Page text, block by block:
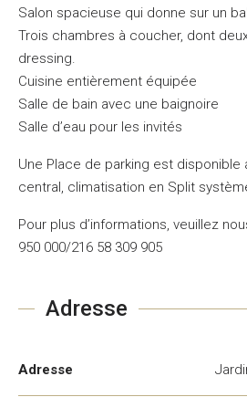
Salon spacieuse qui donne sur un
Trois chambres à coucher, dont
dressing.
Cuisine entièrement équipée
Salle de bain avec une baignoire
Salle d’eau pour les invités
Une Place de parking est disponible
central, climatisation en Split
Pour plus d’informations, veuillez
950 000/216 58 309 905
Adresse
Adresse